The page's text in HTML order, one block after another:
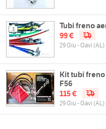
3
Tubi freno
99 €
29 Giu - Gavi (AL)
Kit tubi
F56
115 €
29 Giu - Gavi (AL)